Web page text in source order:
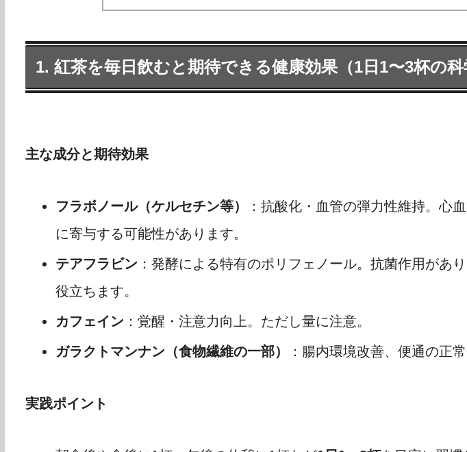
1. 紅茶を毎日飲むと期待できる健康効果（1日1〜3杯の科
主な成分と期待効果
フラボノール（ケルセチン等）
：抗酸化・血管の弾力性維持。心
に寄与する可能性があります。
テアフラビン ：発酵による特有のポリフェノール。抗菌作用があ
役立ちます。
カフェイン ：覚醒・注意力向上。ただし量に注意。
ガラクトマンナン（食物繊維の一部）
：腸内環境改善、便通の正
実践ポイント